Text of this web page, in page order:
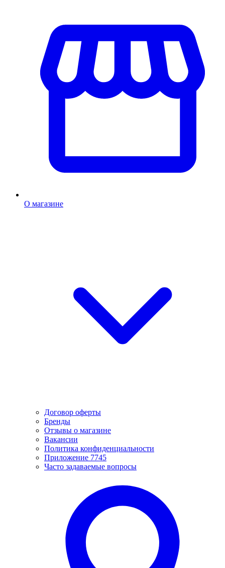
О магазине
Договор оферты
Бренды
Отзывы о магазине
Вакансии
Политика конфиденциальности
Приложение 7745
Часто задаваемые вопросы